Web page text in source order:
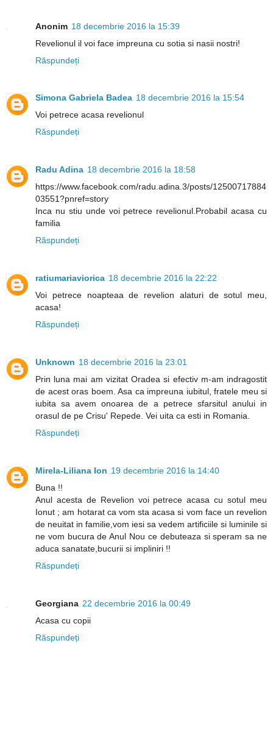
Anonim 18 decembrie 2016 la 15:39
Revelionul il voi face impreuna cu sotia si nasii nostri!
Răspundeți
Simona Gabriela Badea 18 decembrie 2016 la 15:54
Voi petrece acasa revelionul
Răspundeți
Radu Adina 18 decembrie 2016 la 18:58
https://www.facebook.com/radu.adina.3/posts/12500717884
03551?pnref=story
Inca nu stiu unde voi petrece revelionul.Probabil acasa cu
familia
Răspundeți
ratiumariaviorica 18 decembrie 2016 la 22:22
Voi petrece noapteaa de revelion alaturi de sotul meu,
acasa!
Răspundeți
Unknown 18 decembrie 2016 la 23:01
Prin luna mai am vizitat Oradea si efectiv m-am indragostit
de acest oras boem. Asa ca impreuna iubitul, fratele meu si
iubita sa avem onoarea de a petrece sfarsitul anului in
orasul de pe Crisu' Repede. Vei uita ca esti in Romania.
Răspundeți
Mirela-Liliana Ion 19 decembrie 2016 la 14:40
Buna !!
Anul acesta de Revelion voi petrece acasa cu sotul meu
Ionut ; am hotarat ca vom sta acasa si vom face un revelion
de neuitat in familie,vom iesi sa vedem artificiile si luminile si
ne vom bucura de Anul Nou ce debuteaza si speram sa ne
aduca sanatate,bucurii si impliniri !!
Răspundeți
Georgiana 22 decembrie 2016 la 00:49
Acasa cu copii
Răspundeți